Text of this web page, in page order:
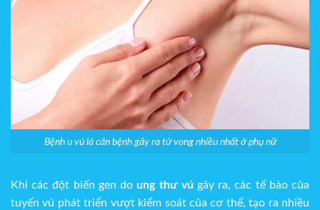
Bệnh u vú là căn bệnh gây ra tử vong nhiều nhất ở phụ nữ
Khi các đột biến gen doung thư vú gây ra, các tế bào của
tuyến vú phát triển vượt kiểm soát của cơ thể, tạo ra nhiều